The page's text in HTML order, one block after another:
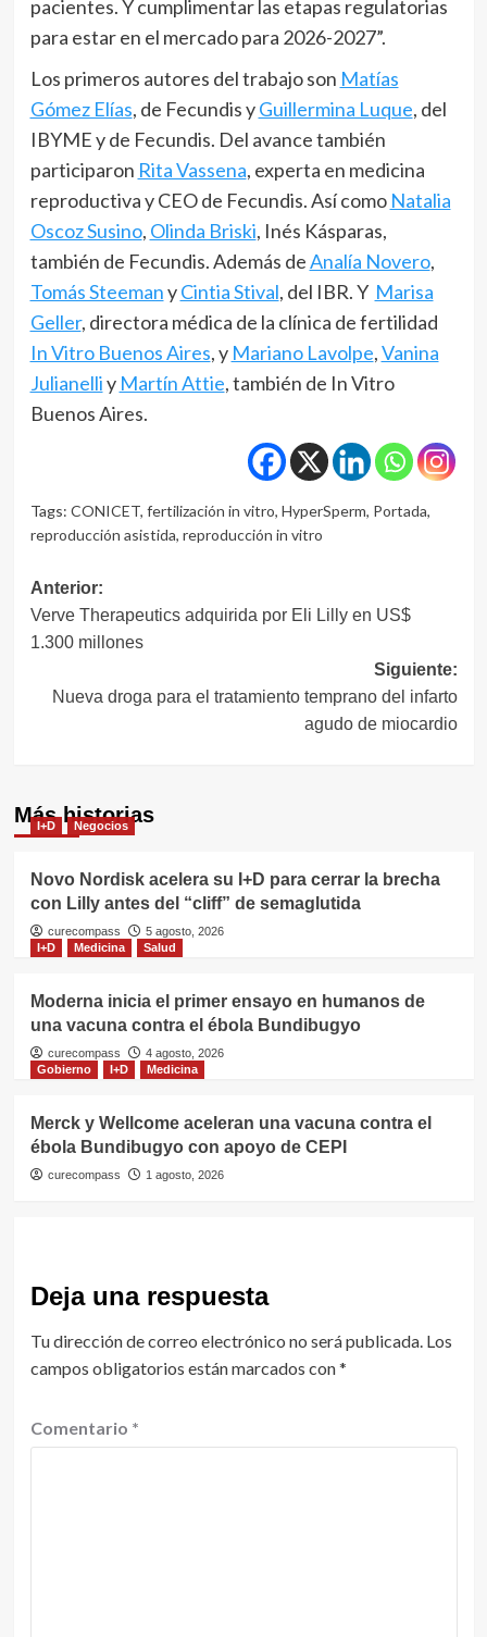
pacientes. Y cumplimentar las etapas regulatorias
para estar en el mercado para 2026-2027”.
Los primeros autores del trabajo son Matías
Gómez Elías, de Fecundis yGuillermina Luque, del
IBYME y de Fecundis. Del avance también
participaron Rita Vassena, experta en medicina
reproductiva y CEO de Fecundis. Así como Natalia
Oscoz Susino, Olinda Briski, Inés Kásparas,
también de Fecundis. Además deAnalía Novero,
Tomás SteemanyCintia Stival, del IBR. Y Marisa
Geller, directora médica de la clínica de fertilidad
In Vitro Buenos Aires, y Mariano Lavolpe,Vanina
Julianelliy Martín Attie, también de In Vitro
Buenos Aires.
Tags: CONICET, fertilización in vitro, HyperSperm, Portada,
reproducción asistida, reproducción in vitro
Navegación
de
Anterior:
Verve Therapeutics adquirida por Eli Lilly en US$
1.300 millones
Siguiente:
Nueva droga para el tratamiento temprano del infarto
agudo de miocardio
Más historias
I+D Negocios
Novo Nordisk acelera su I+D para cerrar la brecha
con Lilly antes del “cliff” de semaglutida
curecompass
5 agosto, 2026
I+D
Medicina Salud
Moderna inicia el primer ensayo en humanos de
una vacuna contra el ébola Bundibugyo
curecompass
4 agosto, 2026
Gobierno
I+D Medicina
Merck y Wellcome aceleran una vacuna contra el
ébola Bundibugyo con apoyo de CEPI
curecompass 1 agosto, 2026
Deja una respuesta
Tu dirección de correo electrónico no será publicada. Los
campos obligatorios están marcados con*
Comentario *